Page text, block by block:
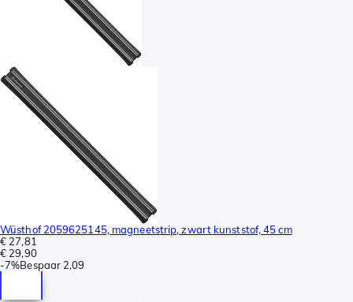
Wüsthof 2059625145, magneetstrip, zwart kunststof, 45 cm
€ 27,81
€ 29,90
-7%Bespaar 2,09